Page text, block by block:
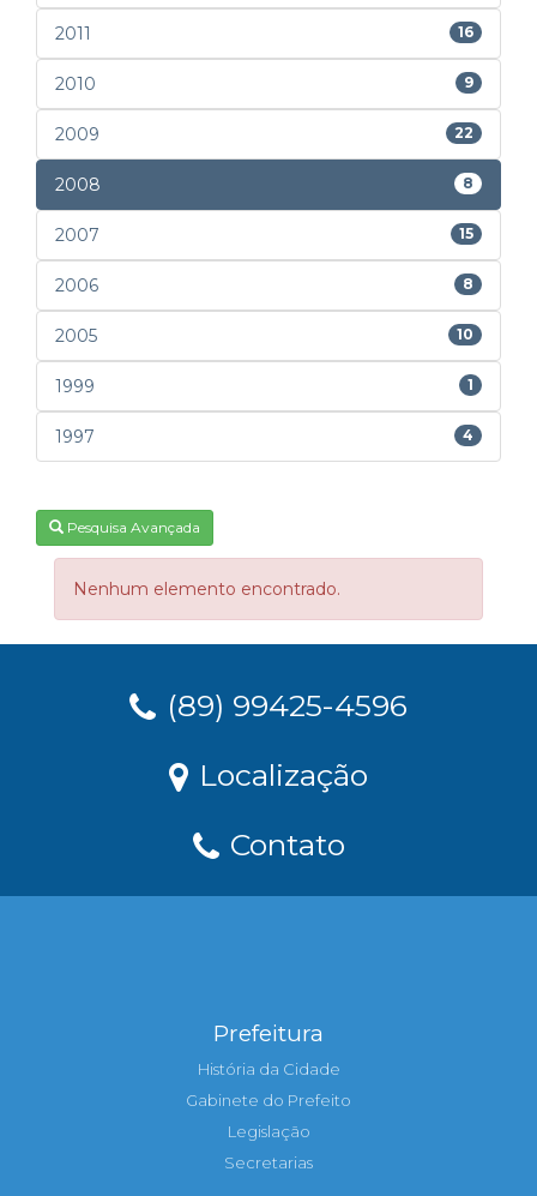
2011 16
2010 9
2009 22
2008 8
2007 15
2006 8
2005 10
1999 1
1997 4
Pesquisa Avançada
Nenhum elemento encontrado.
(89) 99425-4596
Localização
Contato
Prefeitura
História da Cidade
Gabinete do Prefeito
Legislação
Secretarias